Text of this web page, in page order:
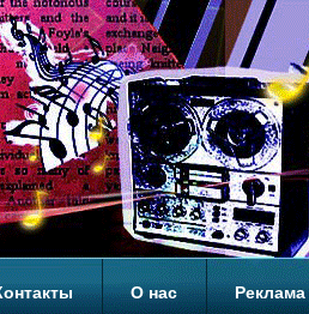
О нас Реклама